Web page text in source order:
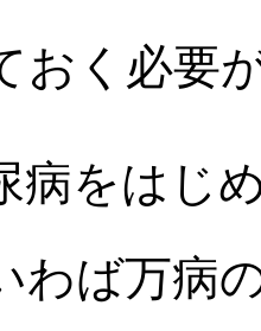
おく必要
病をはじ
わば万病